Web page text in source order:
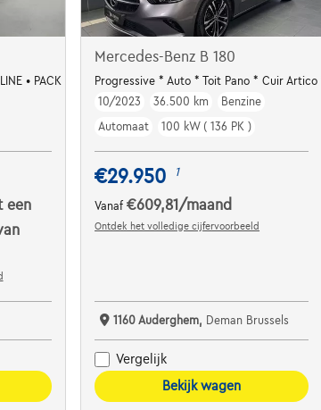
• PACK NIGHT
een
Mercedes-Benz B 180
Progressive * Auto * Toit Pano * Cuir
10/2023
36.500 km
Benzine
Automaat
100 kW ( 136 PK )
€29.950 1
Vanaf€609,81 /maand
Ontdek het volledige cijfervoorbeeld
1160 Auderghem, Deman Brussels
Vergelijk
Bekijk wagen